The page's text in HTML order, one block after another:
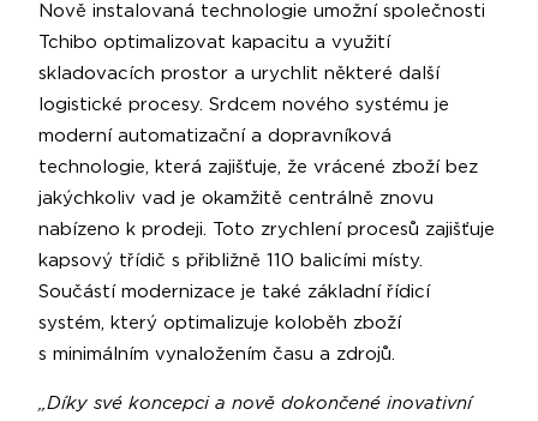
Nově instalovaná technologie umožní společnosti
Tchibo optimalizovat kapacitu a využití
skladovacích prostor a urychlit některé další
logistické procesy. Srdcem nového systému je
moderní automatizační a dopravníková
technologie, která zajišťuje, že vrácené zboží bez
jakýchkoliv vad je okamžitě centrálně znovu
nabízeno k prodeji. Toto zrychlení procesů zajišťuje
kapsový třídič s přibližně 110 balicími místy.
Součástí modernizace je také základní řídicí
systém, který optimalizuje koloběh zboží
s minimálním vynaložením času a zdrojů.
„Díky své koncepci a nově dokončené inovativní